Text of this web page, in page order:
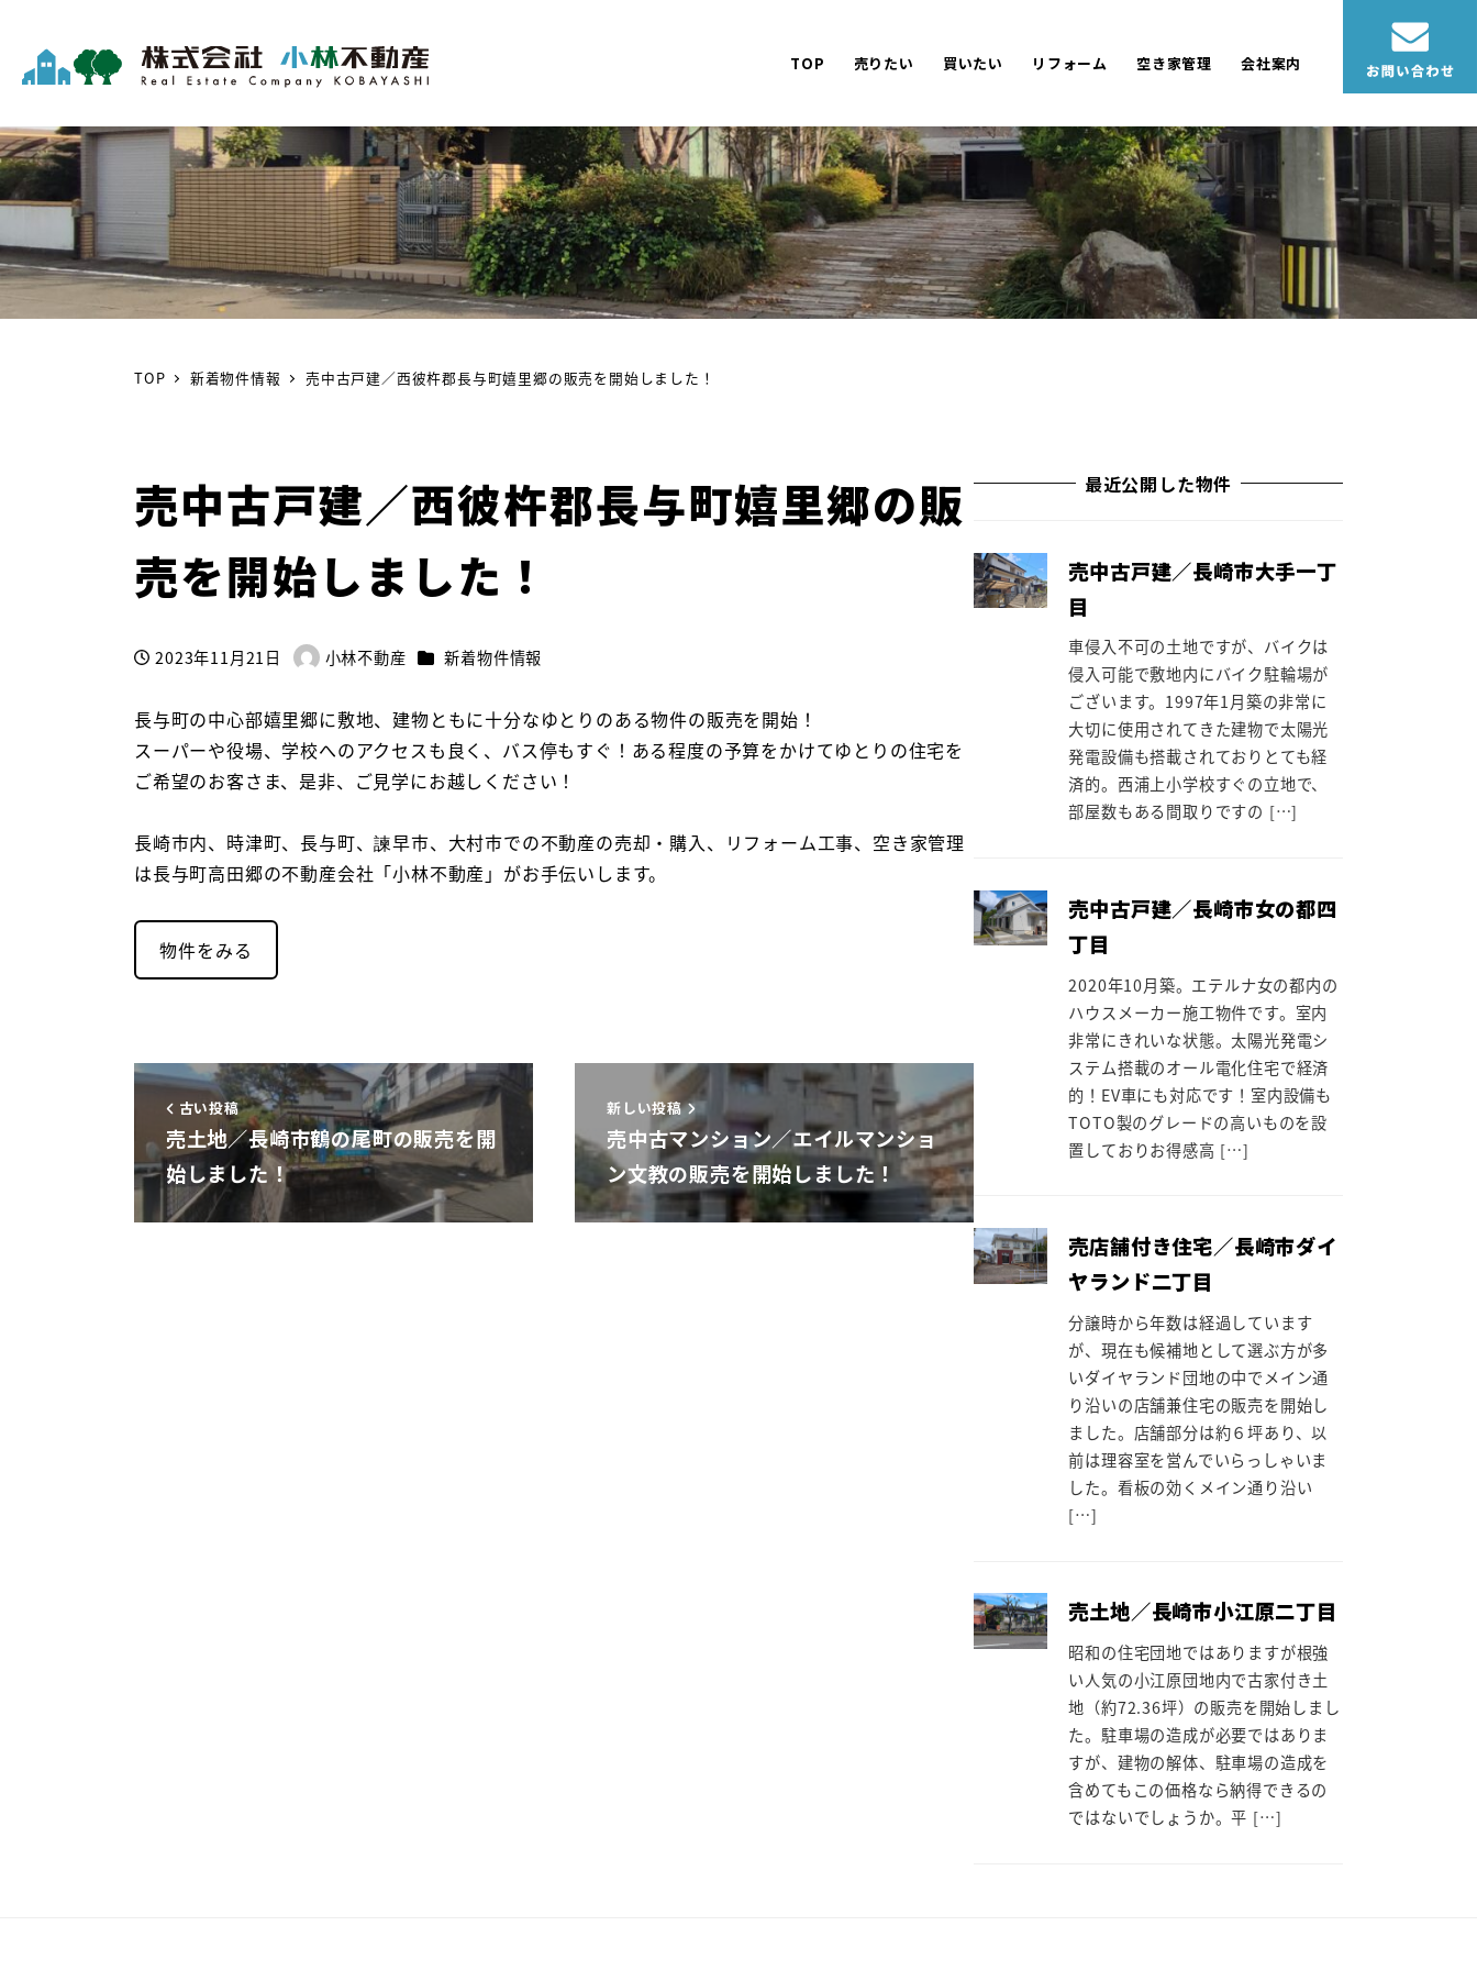
TOP 売りたい 買いたい リフォーム 空き家管理 会社案内
TOP 新着物件情報 売中古戸建／西彼杵郡長与町嬉里郷の販売を開始しました！
売中古戸建／西彼杵郡長与町嬉里郷の販
売を開始しました！
投稿日
2023年11月21日
著
小林不動産 カテゴリー
新着物件情報
長与町の中心部嬉里郷に敷地、建物ともに十分なゆとりのある物件の販売を開始！
スーパーや役場、学校へのアクセスも良く、バス停もすぐ！ある程度の予算をかけてゆとりの住宅を
ご希望のお客さま、是非、ご見学にお越しください！
長崎市内、時津町、長与町、諫早市、大村市での不動産の売却・購入、リフォーム工事、空き家管理
は長与町高田郷の不動産会社「小林不動産」がお手伝いします。
物件をみる
古い投稿
売土地／長崎市鶴の尾町の販売を開
始しました！
新しい投稿
売中古マンション／エイルマンショ
ン文教の販売を開始しました！
最近公開した物件
売中古戸建／長崎市大手一丁
目
車侵入不可の土地ですが、バイクは
侵入可能で敷地内にバイク駐輪場が
ございます。1997年1月築の非常に
大切に使用されてきた建物で太陽光
発電設備も搭載されておりとても経
済的。西浦上小学校すぐの立地で、
部屋数もある間取りですの […]
売中古戸建／長崎市女の都四
丁目
2020年10月築。エテルナ女の都内の
ハウスメーカー施工物件です。室内
非常にきれいな状態。太陽光発電シ
ステム搭載のオール電化住宅で経済
的！EV車にも対応です！室内設備も
TOTO製のグレードの高いものを設
置しておりお得感高 […]
売店舗付き住宅／長崎市ダイ
ヤランド二丁目
分譲時から年数は経過しています
が、現在も候補地として選ぶ方が多
いダイヤランド団地の中でメイン通
り沿いの店舗兼住宅の販売を開始し
ました。店舗部分は約６坪あり、以
前は理容室を営んでいらっしゃいま
した。看板の効くメイン通り沿い
[…]
売土地／長崎市小江原二丁目
昭和の住宅団地ではありますが根強
い人気の小江原団地内で古家付き土
地（約72.36坪）の販売を開始しまし
た。駐車場の造成が必要ではありま
すが、建物の解体、駐車場の造成を
含めてもこの価格なら納得できるの
ではないでしょうか。平 […]